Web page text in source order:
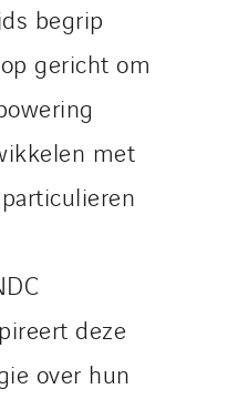
begrip
gericht om
met
deze
over hun